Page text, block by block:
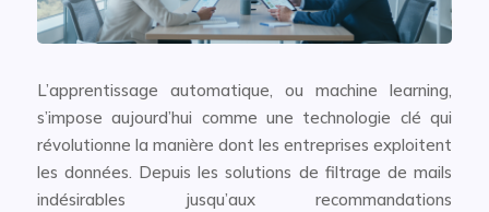
L’apprentissage automatique, ou machine learning,
s’impose aujourd’hui comme une technologie clé qui
révolutionne la manière dont les entreprises exploitent
les données. Depuis les solutions de filtrage de mails
indésirables jusqu’aux recommandations